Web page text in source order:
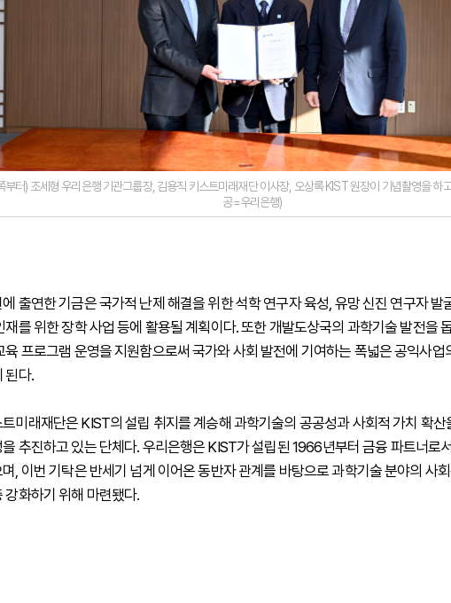
부터) 조세형 우리은행 기관그룹장, 김용직 키스트미래재단 이사장, 오상록 KIST 원장이 기념촬영을 하
공=우리은행)
출연한 기금은 국가적 난제 해결을 위한 석학 연구자 육성, 유망 신진 연구자 발
재를 위한 장학 사업 등에 활용될 계획이다. 또한 개발도상국의 과학기술 발전을
육 프로그램 운영을 지원함으로써 국가와 사회 발전에 기여하는 폭넓은 공익사업
된다.
트미래재단은 KIST의 설립 취지를 계승해 과학기술의 공공성과 사회적 가치 확산
추진하고 있는 단체다. 우리은행은 KIST가 설립된 1966년부터 금융 파트너로
며, 이번 기탁은 반세기 넘게 이어온 동반자 관계를 바탕으로 과학기술 분야의 사
강화하기 위해 마련됐다.